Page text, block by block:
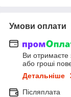
Умови оплати
Ви отримаєте
або гроші
Детальніше
Післяплата